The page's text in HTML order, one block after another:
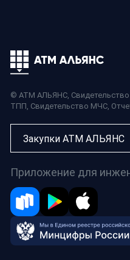
© АТМ АЛЬЯНС,
ТПП, Свидетельство МЧС,
Закупки АТМ АЛЬЯНС
Приложение для